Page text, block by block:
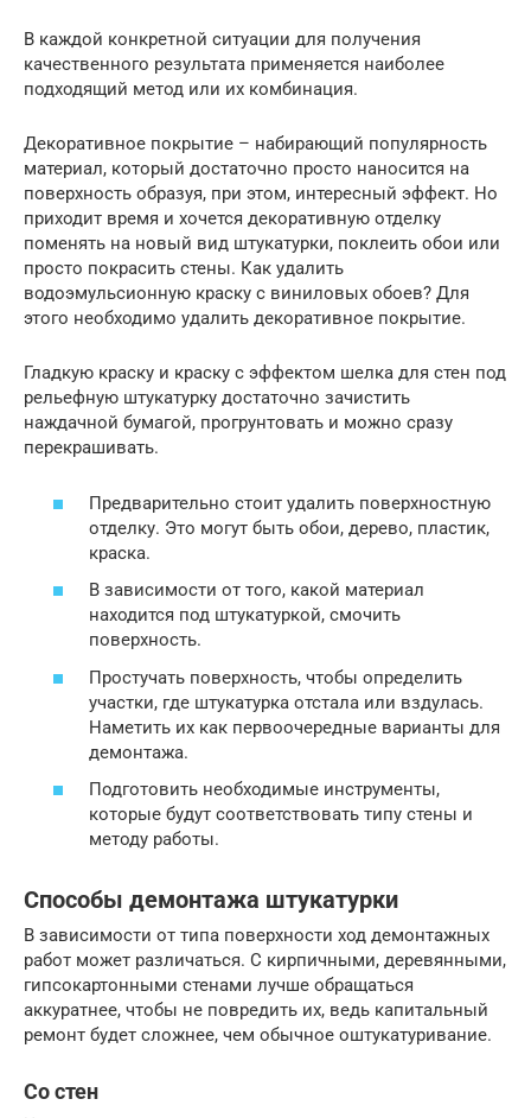
В каждой конкретной ситуации для получения
качественного результата применяется наиболее
подходящий метод или их комбинация.
Декоративное покрытие – набирающий популярность
материал, который достаточно просто наносится на
поверхность образуя, при этом, интересный эффект. Но
приходит время и хочется декоративную отделку
поменять на новый вид штукатурки, поклеить обои или
просто покрасить стены. Как удалить
водоэмульсионную краску с виниловых обоев? Для
этого необходимо удалить декоративное покрытие.
Гладкую краску и краску с эффектом шелка для стен под
рельефную штукатурку достаточно зачистить
наждачной бумагой, прогрунтовать и можно сразу
перекрашивать.
Предварительно стоит удалить поверхностную
отделку. Это могут быть обои, дерево, пластик,
краска.
В зависимости от того, какой материал
находится под штукатуркой, смочить
поверхность.
Простучать поверхность, чтобы определить
участки, где штукатурка отстала или вздулась.
Наметить их как первоочередные варианты для
демонтажа.
Подготовить необходимые инструменты,
которые будут соответствовать типу стены и
методу работы.
Способы демонтажа штукатурки
В зависимости от типа поверхности ход демонтажных
работ может различаться. С кирпичными, деревянными,
гипсокартонными стенами лучше обращаться
аккуратнее, чтобы не повредить их, ведь капитальный
ремонт будет сложнее, чем обычное оштукатуривание.
Со стен